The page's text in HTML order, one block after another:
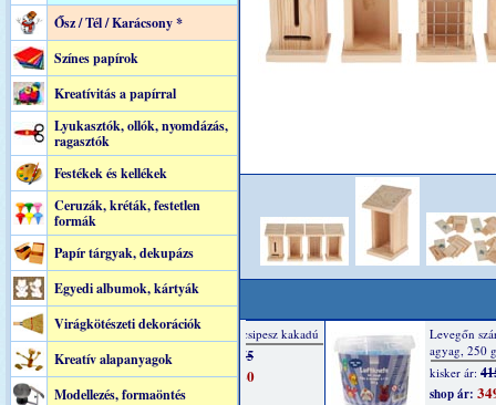
Ősz / Tél / Karácsony *
Színes papírok
Kreatívitás a papírral
Lyukasztók, ollók, nyomdázás,
ragasztók
Festékek és kellékek
Ceruzák, kréták, festetlen
formák
Papír tárgyak, dekupázs
Egyedi albumok, kártyák
Virágkötészeti dekorációk
Kreatív alapanyagok
Modellezés, formaöntés